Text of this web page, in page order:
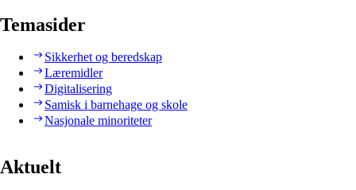
Temasider
Sikkerhet og beredskap
Læremidler
Digitalisering
Samisk i barnehage og skole
Nasjonale minoriteter
Aktuelt